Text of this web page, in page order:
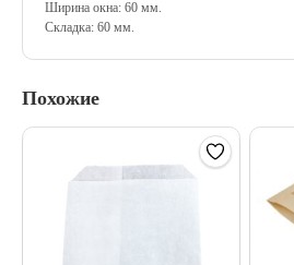
Ширина окна: 60 мм.
Складка: 60 мм.
Похожие